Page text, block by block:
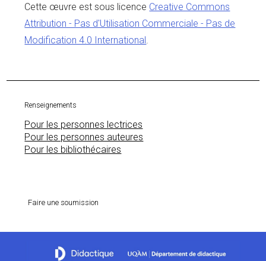
Cette œuvre est sous licence Creative Commons
Attribution - Pas d'Utilisation Commerciale - Pas de
Modification 4.0 International
Renseignements
Pour les personnes lectrices
Pour les personnes auteures
Pour les bibliothécaires
Faire une soumission